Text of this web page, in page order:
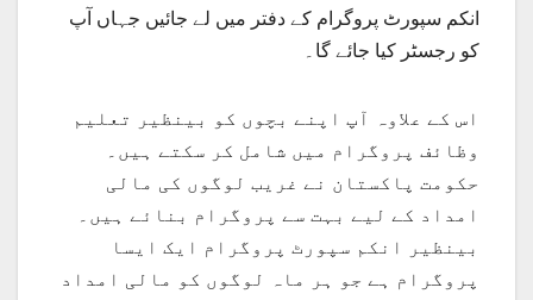
انکم سپورٹ پروگرام کے دفتر میں لے جائیں جہاں آپ
کو رجسٹر کیا جائے گا۔
اس کے علاوہ آپ اپنے بچوں کو بینظیر تعلیم
وظائف پروگرام میں شامل کر سکتے ہیں۔
حکومت پاکستان نے غریب لوگوں کی مالی
امداد کے لیے بہت سے پروگرام بنائے ہیں۔
بینظیر انکم سپورٹ پروگرام ایک ایسا
پروگرام ہے جو ہر ماہ لوگوں کو مالی امداد